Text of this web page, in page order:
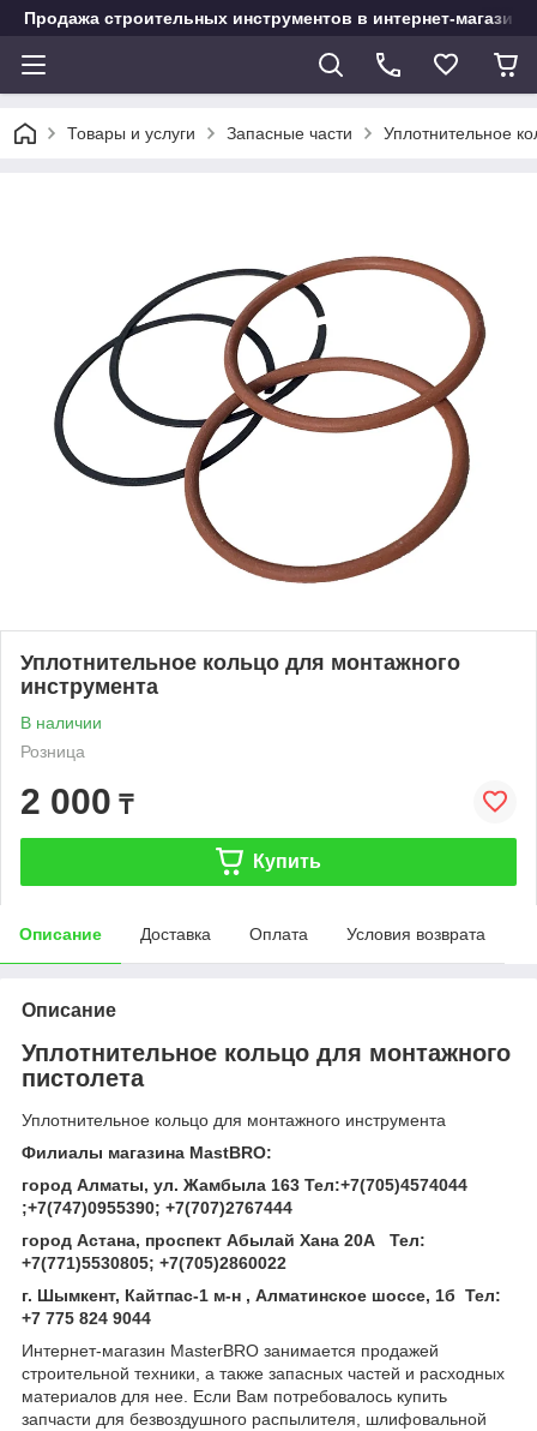
Продажа строительных инструментов в интернет-магазине
Товары и услуги Запасные части Уплотнительное
Уплотнительное кольцо для монтажного
инструмента
В наличии
Розница
2 000 ₸
Купить
Описание Доставка Оплата Условия возврата
Описание
Уплотнительное кольцо для монтажного
пистолета
Уплотнительное кольцо для монтажного инструмента
Филиалы магазина MastBRO:
город Алматы, ул. Жамбыла 163 Тел:+7(705)4574044
;+7(747)0955390; +7(707)2767444
город Астана, проспект Абылай Хана 20А
Тел:
+7(771)5530805; +7(705)2860022
г. Шымкент, Кайтпас-1 м-н , Алматинское шоссе, 1б Тел:
+7 775 824 9044
Интернет-магазин MasterBRO занимается продажей
строительной техники, а также запасных частей и расходных
материалов для нее. Если Вам потребовалось купить
запчасти для безвоздушного распылителя, шлифовальной